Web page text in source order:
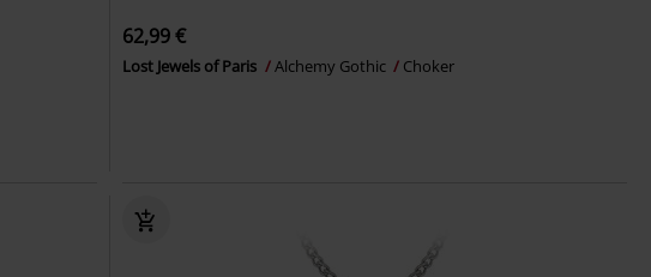
62,99 €
Lost Jewels of Paris Alchemy Gothic Choker